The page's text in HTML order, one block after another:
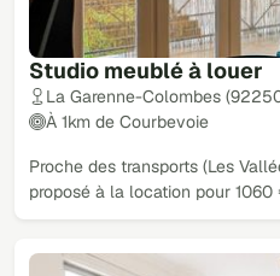
Studio meublé à louer
La Garenne-Colombes
À 1km de Courbevoie
Proche des transports (Les
proposé à la location pour 1060